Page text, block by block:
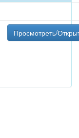
Просмотреть/